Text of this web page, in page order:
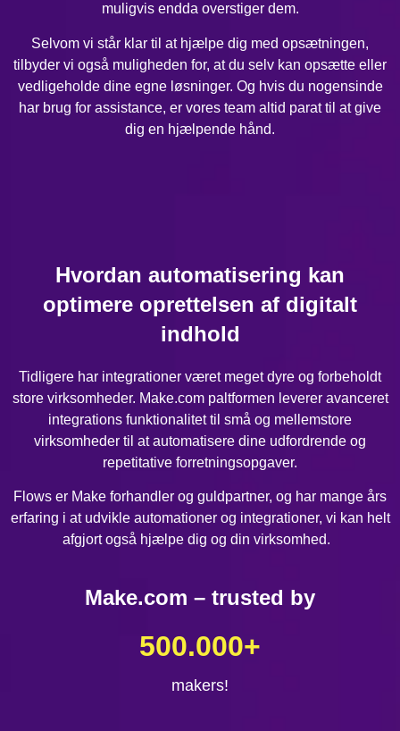
muligvis endda overstiger dem.
Selvom vi står klar til at hjælpe dig med opsætningen,
tilbyder vi også muligheden for, at du selv kan opsætte eller
vedligeholde dine egne løsninger. Og hvis du nogensinde
har brug for assistance, er vores team altid parat til at give
dig en hjælpende hånd.
Hvordan automatisering kan
optimere oprettelsen af digitalt
indhold
Tidligere har integrationer været meget dyre og forbeholdt
store virksomheder. Make.com paltformen leverer avanceret
integrations funktionalitet til små og mellemstore
virksomheder til at automatisere dine udfordrende og
repetitative forretningsopgaver.
Flows er Make forhandler og guldpartner, og har mange års
erfaring i at udvikle automationer og integrationer, vi kan helt
afgjort også hjælpe dig og din virksomhed.
Make.com – trusted by
makers!
500.000+